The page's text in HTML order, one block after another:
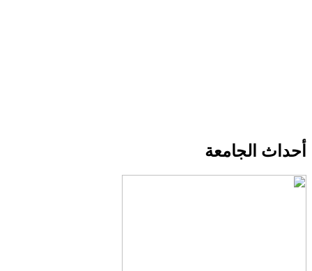
أحداث الجامعة